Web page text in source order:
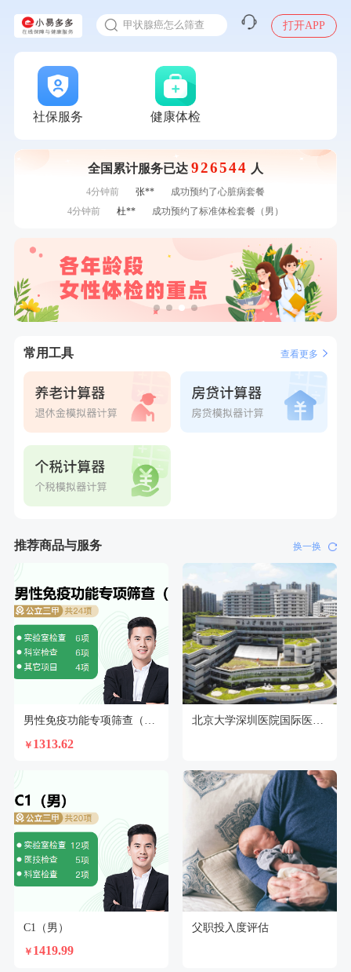
甲状腺癌怎么筛查
打开APP
社保服务 健康体检
全国累计服务已达 926544 人
7分钟前 刘**
成功预约了入职体检套餐
刚刚
林**
购买了宁安堡新疆无核红枣干150g*2
刚刚
林**
购买了宁安堡新疆无核红枣干150g*2
李**
购买了七年五季黑咖啡速溶低脂无添加蔗糖美式咖啡粉24g*2
盒
李**
购买了七年五季黑咖啡速溶低脂无添加蔗糖美式咖啡粉24g*2
盒
1分钟前
成功预约青春体检卡（女）
2分钟前
购买了汤臣倍健多维男士多种维生素矿物质片1.5g*60片*2
瓶
2分钟前 袁**
购买了美的体重秤 MO-CW5 白色
4分钟前
张**
成功预约了心脏病套餐
4分钟前
杜**
成功预约了标准体检套餐（男）
6分钟前
购买了汤臣倍健水飞蓟葛根丹参片（护肝片）1.02g*120片
7分钟前
林**
成功预约糖尿病强化体检套餐
7分钟前
刘**
成功预约了入职体检套餐
购买了宁安堡新疆无核红枣干150g*2
常用工具 查看更多
推荐商品与服务 换一换
￥ 1313.62
北京大学深圳医院国际医疗部特诊门诊体检中心
C1（男）
￥ 1419.99
父职投入度评估